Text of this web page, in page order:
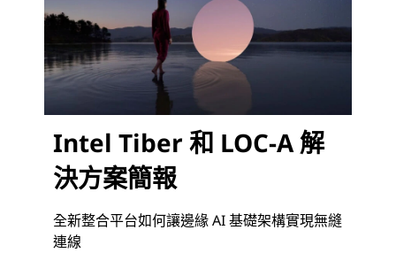
Intel Tiber 和 LOC-A 解
決方案簡報
全新整合平台如何讓邊緣 AI 基礎架構實現無縫
連線